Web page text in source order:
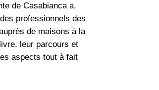
de Casabianca a,
professionnels des
de maisons à la
leur parcours et
aspects tout à fait